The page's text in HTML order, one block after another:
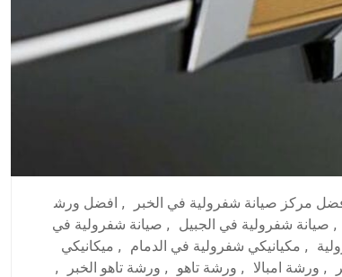
مركز صيانة شفرولية في الخبر , افضل ورش
, صيانة شفرولية في الجبيل , صيانة شفرولية في
, مكيانيكي شفرولية في الدمام , ميكانيكي
, ورشة امبالا , ورشة تاهو , ورشة تاهو الخبر
,